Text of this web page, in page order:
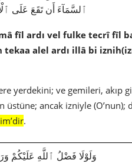
ٱلسَّمَآءَ أَن تَقَعَ عَلَى
fîl ardı vel fulke tecrî fîl
tekaa alel ardı illâ bi
yerdekini; ve gemileri, akıp
ancak izniyle (O’nun);
.
2809|24|20|وَلَوْلَا فَضْلُ ٱللَّهِ